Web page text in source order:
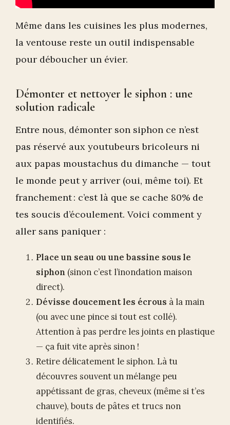
Même dans les cuisines les plus modernes,
la ventouse reste un outil indispensable
pour déboucher un évier.
Démonter et nettoyer le siphon : une
solution radicale
Entre nous, démonter son siphon ce n’est
pas réservé aux youtubeurs bricoleurs ni
aux papas moustachus du dimanche — tout
le monde peut y arriver (oui, même toi). Et
franchement : c’est là que se cache 80% de
tes soucis d’écoulement. Voici comment y
aller sans paniquer :
Place un seau ou une bassine sous le
siphon (sinon c’est l’inondation maison
direct).
Dévisse doucement les écrous à la main
(ou avec une pince si tout est collé).
Attention à pas perdre les joints en plastique
— ça fuit vite après sinon !
Retire délicatement le siphon. Là tu
découvres souvent un mélange peu
appétissant de gras, cheveux (même si t’es
chauve), bouts de pâtes et trucs non
identifiés.